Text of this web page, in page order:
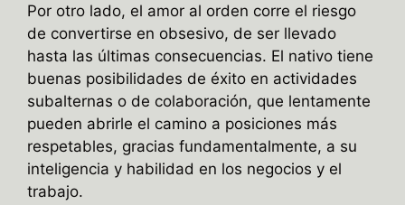
Por otro lado, el amor al orden corre el riesgo
de convertirse en obsesivo, de ser llevado
hasta las últimas consecuencias. El nativo tiene
buenas posibilidades de éxito en actividades
subalternas o de colaboración, que lentamente
pueden abrirle el camino a posiciones más
respetables, gracias fundamentalmente, a su
inteligencia y habilidad en los negocios y el
trabajo.